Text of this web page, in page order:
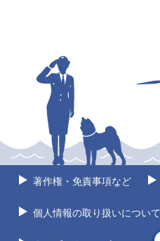
著作権・免責事項など
個人情報の取り扱いについて